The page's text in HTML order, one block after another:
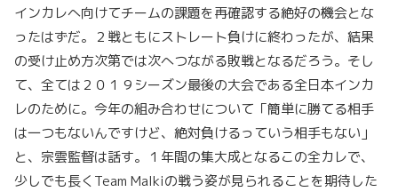
インカレへ向けてチームの課題を再確認する絶好の機会とな
ったはずだ。２戦ともにストレート負けに終わったが、結果
の受け止め方次第では次へつながる敗戦となるだろう。そし
て、全ては２０１９シーズン最後の大会である全日本インカ
レのために。今年の組み合わせについて「簡単に勝てる相手
は一つもないんですけど、絶対負けるっていう相手もない」
と、宗雲監督は話す。１年間の集大成となるこの全カレで、
少しでも長くTeam Malkiの戦う姿が見られることを期待した